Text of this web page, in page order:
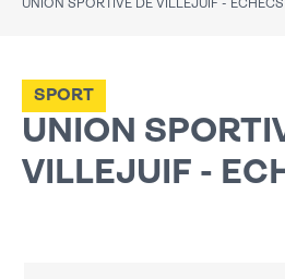
UNION SPORTIVE DE VILLEJUIF - ECHECS
UNION
VILLEJUIF -
SPORT